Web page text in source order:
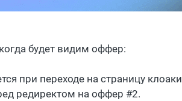
будет видим оффер:
при переходе на страницу клоаки
редиректом на оффер #2.